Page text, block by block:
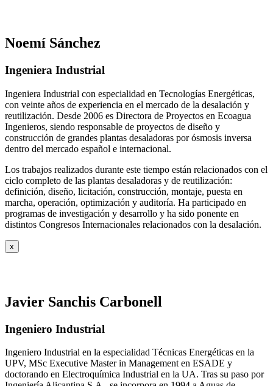
Noemí Sánchez
Ingeniera Industrial
Ingeniera Industrial con especialidad en Tecnologías Energéticas,
con veinte años de experiencia en el mercado de la desalación y
reutilización. Desde 2006 es Directora de Proyectos en Ecoagua
Ingenieros, siendo responsable de proyectos de diseño y
construcción de grandes plantas desaladoras por ósmosis inversa
dentro del mercado español e internacional.
Los trabajos realizados durante este tiempo están relacionados con el
ciclo completo de las plantas desaladoras y de reutilización:
definición, diseño, licitación, construcción, montaje, puesta en
marcha, operación, optimización y auditoría. Ha participado en
programas de investigación y desarrollo y ha sido ponente en
distintos Congresos Internacionales relacionados con la desalación.
x
Javier Sanchis Carbonell
Ingeniero Industrial
Ingeniero Industrial en la especialidad Técnicas Energéticas en la
UPV, MSc Executive Master in Management en ESADE y
doctorando en Electroquímica Industrial en la UA. Tras su paso por